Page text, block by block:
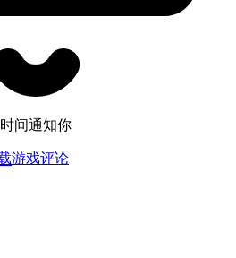
间通知你
游戏评论